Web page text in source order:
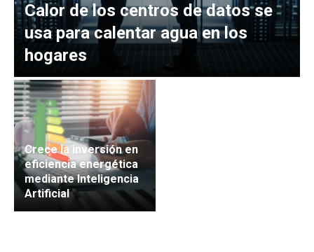
Calor de los centros de datos se
usa para calentar agua en los
hogares
Crece la inversión en
eficiencia energética
mediante Inteligencia
Artificial